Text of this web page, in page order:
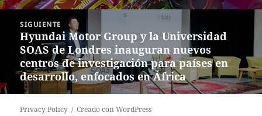
SIGUIENTE
Siguiente
entrada:
Hyundai Motor Group y la Universidad
SOAS de Londres inauguran nuevos
centros de investigación para países en
desarrollo, enfocados en África
Privacy Policy Creado con WordPress